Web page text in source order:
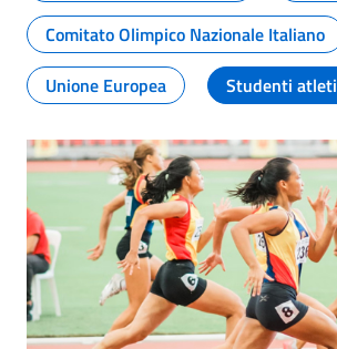
Comitato Olimpico Nazionale Italiano
Unione Europea
Studenti atleti